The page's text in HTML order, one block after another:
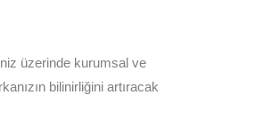
üzerinde kurumsal ve
bilinirliğini artıracak